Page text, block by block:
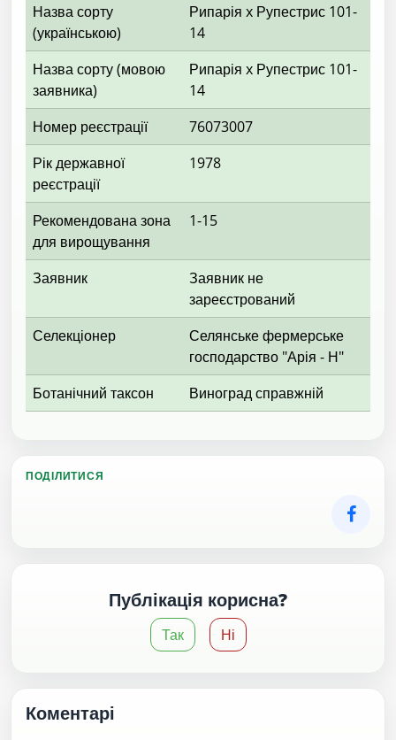
Назва сорту
(українською)
Рипарія x Рупестрис 101-
14
Назва сорту (мовою
заявника)
Рипарія x Рупестрис 101-
14
Номер реєстрації
76073007
Рік державної
реєстрації
1978
Рекомендована зона
для вирощування
1-15
Заявник
Заявник не
зареєстрований
Селекціонер
Селянське фермерське
господарство "Арія - Н"
Ботанічний таксон
Виноград справжній
ПОДІЛИТИСЯ
Публікація корисна?
Так Ні
Коментарі